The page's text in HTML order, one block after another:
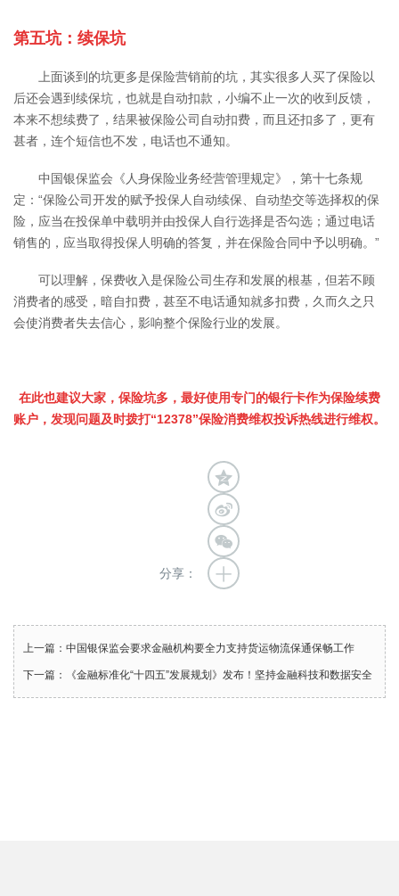
第五坑：续保坑
上面谈到的坑更多是保险营销前的坑，其实很多人买了保险以
后还会遇到续保坑，也就是自动扣款，小编不止一次的收到反馈，
本来不想续费了，结果被保险公司自动扣费，而且还扣多了，更有
甚者，连个短信也不发，电话也不通知。
中国银保监会《人身保险业务经营管理规定》，第十七条规
定：“保险公司开发的赋予投保人自动续保、自动垫交等选择权的保
险，应当在投保单中载明并由投保人自行选择是否勾选；通过电话
销售的，应当取得投保人明确的答复，并在保险合同中予以明确。”
可以理解，保费收入是保险公司生存和发展的根基，但若不顾
消费者的感受，暗自扣费，甚至不电话通知就多扣费，久而久之只
会使消费者失去信心，影响整个保险行业的发展。
在此也建议大家，保险坑多，最好使用专门的银行卡作为保险续费
账户，发现问题及时拨打“12378”保险消费维权投诉热线进行维权。
分享：
上一篇：中国银保监会要求金融机构要全力支持货运物流保通保畅工作
下一篇：《金融标准化“十四五”发展规划》发布！坚持金融科技和数据安全